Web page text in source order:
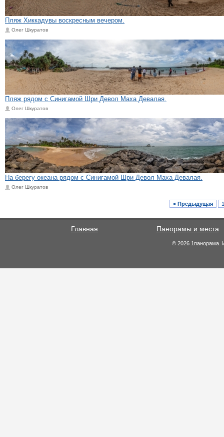
Пляж Хиккадувы воскресным вечером.
Олег Шкуратов
Пляж рядом с Синигамой Шри Девол Маха Девалая.
Олег Шкуратов
На берегу океана рядом с Синигамой Шри Девол Маха Девалая.
Олег Шкуратов
< Предыдущая 1
Главная Панорамы и места
© 2026 1панорама.